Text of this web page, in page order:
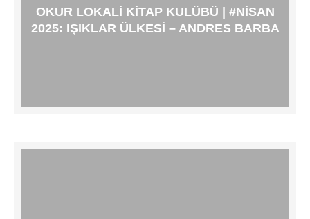
OKUR LOKALI KITAP KULÜBÜ | #NISAN
2025: IŞIKLAR ÜLKESI – ANDRES BARBA